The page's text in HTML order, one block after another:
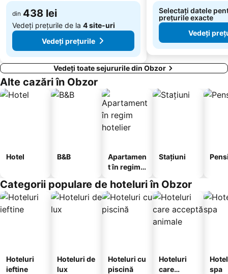
Avtogara Obzor
Batareyata
Lesopark Slanchev bryag
Galata
Tsentar
Kraybrezhna aleya
Kompleks Detski kat
din 438 lei
Vedeți prețurile de la 4 site-uri
Vedeți prețurile
Selectați datele
prețurile exacte
Vedeți
Vedeți toate sejururile din Obzor
Alte cazări în Obzor
Hotel B&B
Apartamen
t în regim
Stațiuni
Categorii populare de hoteluri în Obzor
Hoteluri
ieftine
Hoteluri de
lux
Hoteluri cu
piscină
Hoteluri
care
spa